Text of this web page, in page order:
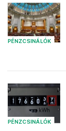
PÉNZCSINÁLÓK
PÉNZCSINÁLÓK